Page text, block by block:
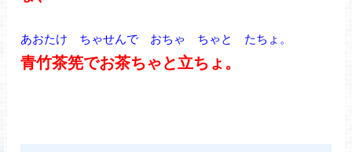
あおたけ ちゃせんで おちゃ ちゃと たちょ。
青竹茶筅でお茶ちゃと立ちょ。